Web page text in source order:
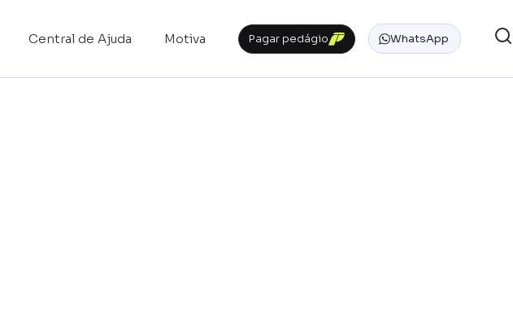
Central de Ajuda Motiva Pagar pedágio WhatsApp